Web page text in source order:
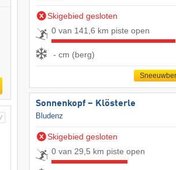
Skigebied gesloten
0 van 141,6 km piste open
- cm (berg)
Sonnenkopf – Klösterle
Bludenz
Skigebied gesloten
0 van 29,5 km piste open